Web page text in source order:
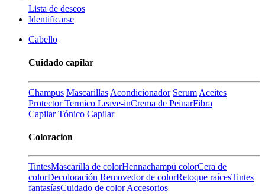
Lista de deseos
Identificarse
Cabello
Cuidado capilar
Champus Mascarillas Acondicionador Serum Aceites
Protector Termico Leave-inCrema de PeinarFibra
CapilarTónico Capilar
Coloracion
TintesMascarilla de colorHennachampú colorCera de
colorDecoloración Removedor de colorRetoque raícesTintes
fantasíasCuidado de color Accesorios